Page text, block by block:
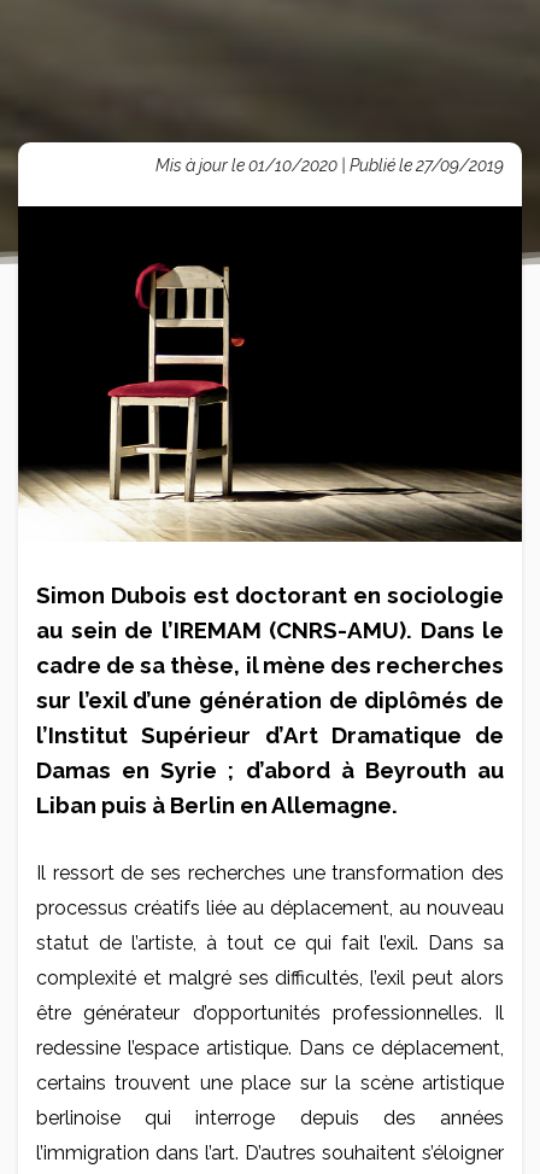
Mis à jour le 01/10/2020 | Publié le 27/09/2019
Simon Dubois est doctorant en sociologie
au sein de l’IREMAM (CNRS-AMU). Dans le
cadre de sa thèse, il mène des recherches
sur l’exil d’une génération de diplômés de
l’Institut Supérieur d’Art Dramatique de
Damas en Syrie ; d’abord à Beyrouth au
Liban puis à Berlin en Allemagne.
Il ressort de ses recherches une transformation des
processus créatifs liée au déplacement, au nouveau
statut de l’artiste, à tout ce qui fait l’exil. Dans sa
complexité et malgré ses difficultés, l’exil peut alors
être générateur d’opportunités professionnelles. Il
redessine l’espace artistique. Dans ce déplacement,
certains trouvent une place sur la scène artistique
berlinoise qui interroge depuis des années
l’immigration dans l’art. D’autres souhaitent s’éloigner